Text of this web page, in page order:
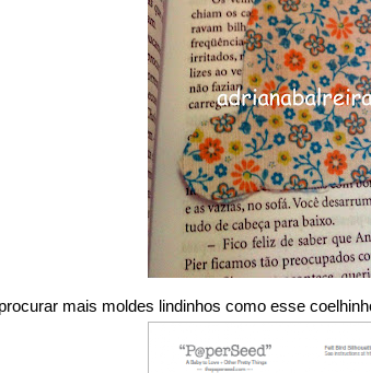
mais moldes lindinhos como esse